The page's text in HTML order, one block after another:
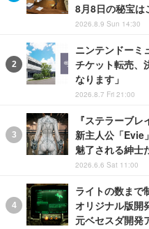
8月8日の秘宝は
2026.8.9 Sun 14:30
ニンテンドーミ
チケット転売、
なります」
2026.8.7 Fri 21:00
『ステラーブレ
新主人公「Evie
魅了される紳士
2026.6.6 Sat 11:00
ライトの数まで
オリジナル版開
元ベセスダ開発